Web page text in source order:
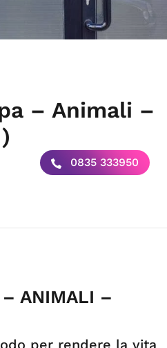
– Animali –
0835 333950
– ANIMALI –
per rendere la vita